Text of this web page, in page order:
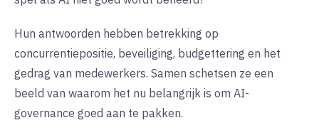
Hun antwoorden hebben betrekking op
concurrentiepositie, beveiliging, budgettering en het
gedrag van medewerkers. Samen schetsen ze een
beeld van waarom het nu belangrijk is om AI-
governance goed aan te pakken.